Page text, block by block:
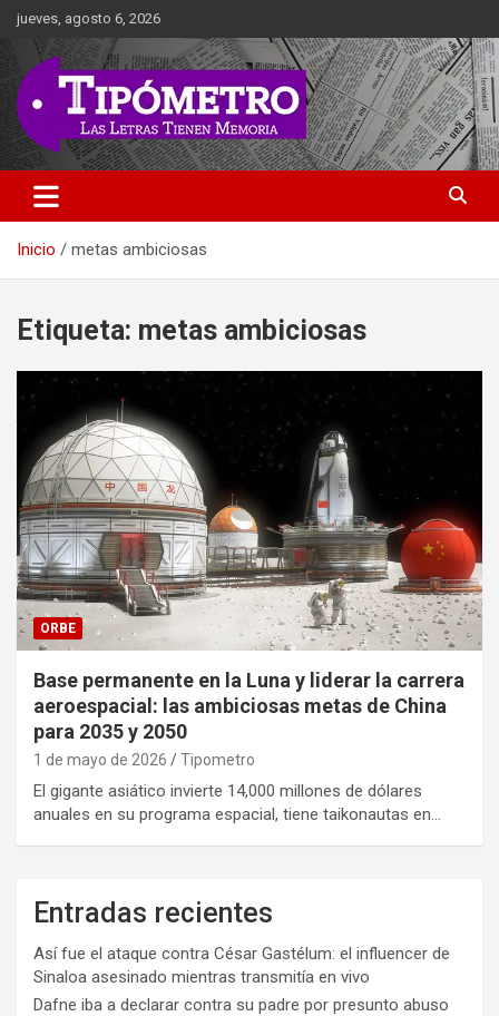
Saltar
contenido
jueves, agosto 6, 2026
Tipometro
Las Letras Tienen Memoria
Inicio metas ambiciosas
Etiqueta: metas ambiciosas
ORBE
Base permanente en la Luna y liderar la carrera
aeroespacial: las ambiciosas metas de China
para 2035 y 2050
1 de mayo de 2026 Tipometro
El gigante asiático invierte 14,000 millones de dólares
anuales en su programa espacial, tiene taikonautas en…
Entradas recientes
Así fue el ataque contra César Gastélum: el influencer de
Sinaloa asesinado mientras transmitía en vivo
Dafne iba a declarar contra su padre por presunto abuso